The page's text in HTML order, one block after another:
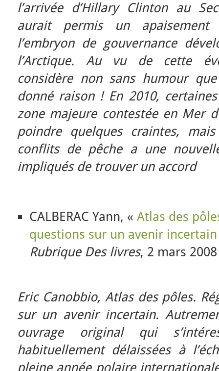
l’arrivée d’Hillary Clinton au
aurait permis un apaisement
l’embryon de gouvernance
l’Arctique. Au vu de cette
considère non sans humour
donné raison ! En 2010,
zone majeure contestée en Mer
poindre quelques craintes,
conflits de pêche a une
impliqués de trouver un accord
CALBERAC Yann, « Atlas des
questions sur un avenir
Rubrique Des livres, 2 mars 2008
Eric Canobbio, Atlas des pôles.
sur un avenir incertain.
ouvrage original qui
habituellement délaissées à
pleine année polaire